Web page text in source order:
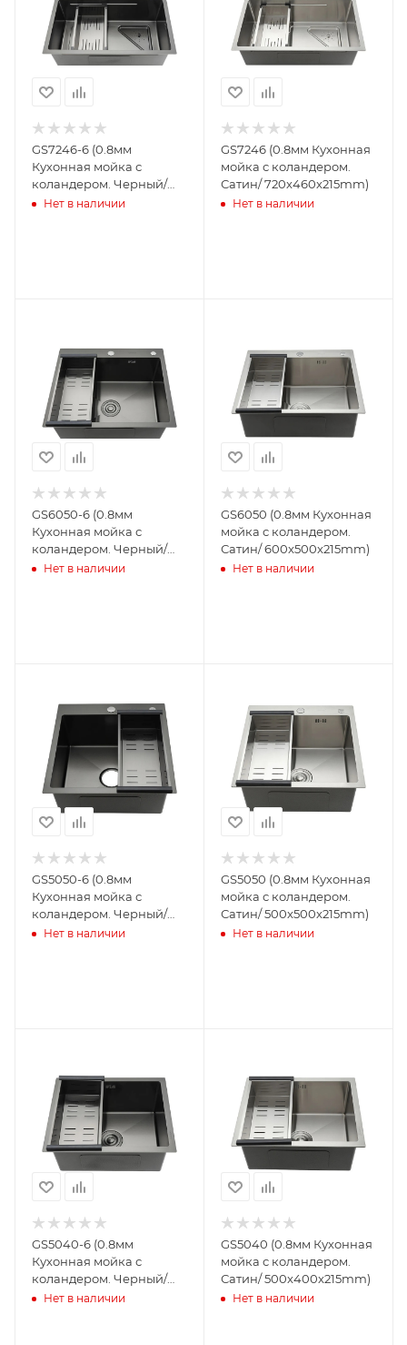
GS7246-6 (0.8мм
Кухонная мойка с
коландером. Черный/
720x460x215mm)
Нет в наличии
GS7246 (0.8мм Кухонная
мойка с коландером.
Сатин/ 720x460x215mm)
Нет в наличии
GS6050-6 (0.8мм
Кухонная мойка с
коландером. Черный/
600x500x215mm)
Нет в наличии
GS6050 (0.8мм Кухонная
мойка с коландером.
Сатин/ 600x500x215mm)
Нет в наличии
GS5050-6 (0.8мм
Кухонная мойка с
коландером. Черный/
500x500x215mm)
Нет в наличии
GS5050 (0.8мм Кухонная
мойка с коландером.
Сатин/ 500x500x215mm)
Нет в наличии
GS5040-6 (0.8мм
Кухонная мойка с
коландером. Черный/
500x400x215mm)
Нет в наличии
GS5040 (0.8мм Кухонная
мойка с коландером.
Сатин/ 500x400x215mm)
Нет в наличии